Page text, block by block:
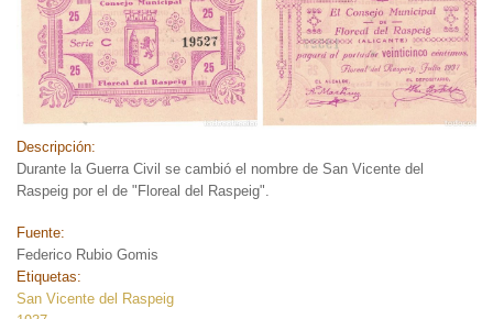
Descripción:
Durante la Guerra Civil se cambió el nombre de San Vicente del
Raspeig por el de "Floreal del Raspeig".
Fuente:
Federico Rubio Gomis
Etiquetas:
San Vicente del Raspeig